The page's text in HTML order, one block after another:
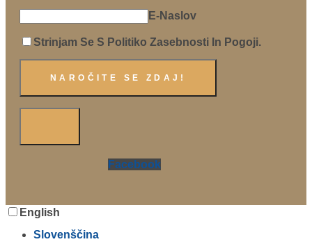
E-Naslov
Strinjam Se S Politiko Zasebnosti In Pogoji.
Facebook
English
Slovenščina